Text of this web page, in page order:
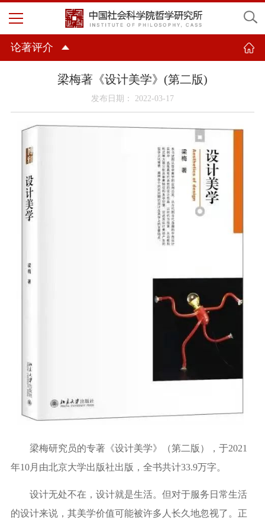
论著评介
梁梅著《设计美学》(第二版)
发布日期： 2022-03-17
梁梅研究员的专著《设计美学》（第二版），于2021
年10月由北京大学出版社出版，全书共计33.9万字。
设计无处不在，设计就是生活。但对于服务日常生活
的设计来说，其美学价值可能被许多人长久地忽视了。正